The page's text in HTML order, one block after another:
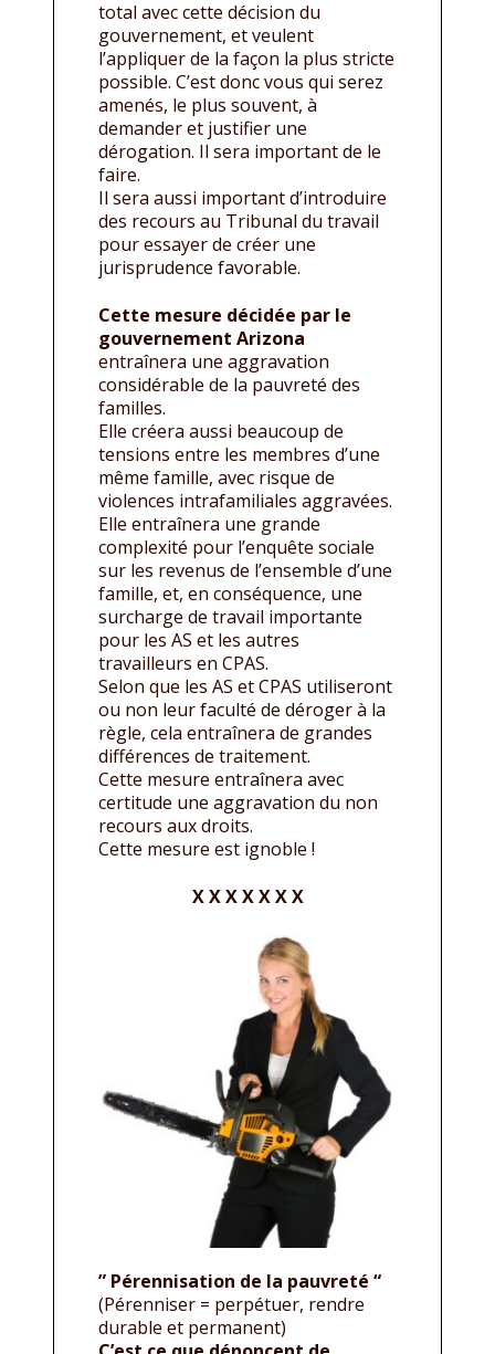
total avec cette décision du
gouvernement, et veulent
l’appliquer de la façon la plus stricte
possible. C’est donc vous qui serez
amenés, le plus souvent, à
demander et justifier une
dérogation. Il sera important de le
faire.
Il sera aussi important d’introduire
des recours au Tribunal du travail
pour essayer de créer une
jurisprudence favorable.
Cette mesure décidée par le
gouvernement Arizona
entraînera une aggravation
considérable de la pauvreté des
familles.
Elle créera aussi beaucoup de
tensions entre les membres d’une
même famille, avec risque de
violences intrafamiliales aggravées.
Elle entraînera une grande
complexité pour l’enquête sociale
sur les revenus de l’ensemble d’une
famille, et, en conséquence, une
surcharge de travail importante
pour les AS et les autres
travailleurs en CPAS.
Selon que les AS et CPAS utiliseront
ou non leur faculté de déroger à la
règle, cela entraînera de grandes
différences de traitement.
Cette mesure entraînera avec
certitude une aggravation du non
recours aux droits.
Cette mesure est ignoble !
X X X X X X X
” Pérennisation de la pauvreté “
(Pérenniser = perpétuer, rendre
durable et permanent)